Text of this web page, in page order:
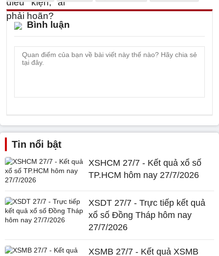
Bình luận
Tin nổi bật
XSHCM 27/7 - Kết quả xổ số
TP.HCM hôm nay 27/7/2026
XSDT 27/7 - Trực tiếp kết quả
xổ số Đồng Tháp hôm nay
27/7/2026
XSMB 27/7 - Kết quả XSMB